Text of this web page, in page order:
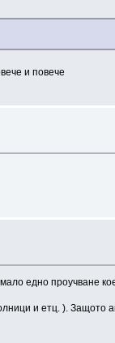
и повече
едно проучване
и етц. ). Защото